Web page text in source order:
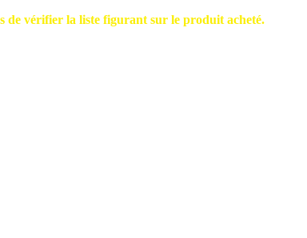
de vérifier la liste figurant sur le produit acheté.